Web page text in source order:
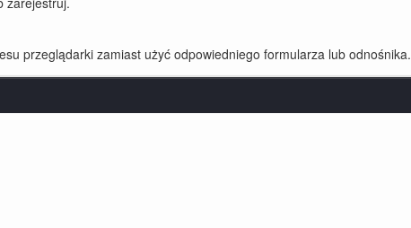
przeglądarki zamiast użyć odpowiedniego formularza lub odnośnika.